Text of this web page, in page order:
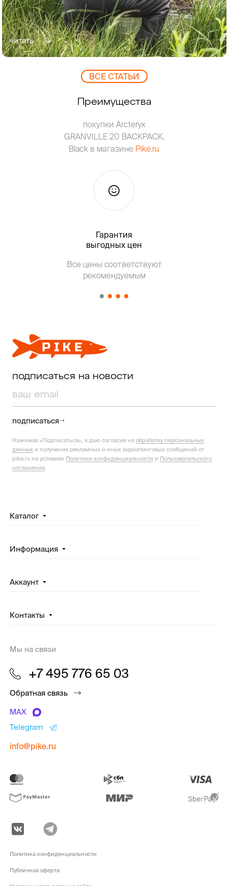
читать
ВCЕ СТАТЬИ
Преимущества
покупки Arcteryx
GRANVILLE 20 BACKPACK,
Black в магазине Pike.ru
Гарантия
выгодных цен
Все цены соответствуют
рекомендуемым
подписаться на новости
подписаться
Нажимая «Подписаться», я даю согласие на обработку персональных
данных и получение рекламных и иных маркетинговых сообщений от
pike.ru на условиях Политики конфиденциальности и Пользовательского
соглашения
Каталог
Информация
Аккаунт
Контакты
Мы на связи
+7 495 776 65 03
Обратная связь
MAX
Telegram
info@pike.ru
Политика конфиденциальности
Публичная оферта